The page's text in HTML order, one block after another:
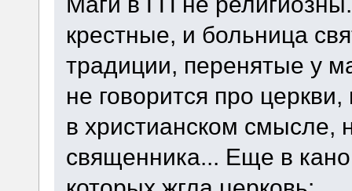
крестные, и больница
традиции, перенятые у
не говорится про
в христианском смысле,
священника... Еще в